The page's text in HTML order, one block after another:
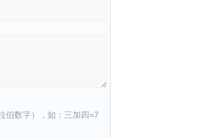
伯数字），如：三加四=7